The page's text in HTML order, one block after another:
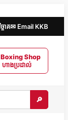
ាគ✉ Email KKB
Shop
ហាងប្រដាល់
🔎